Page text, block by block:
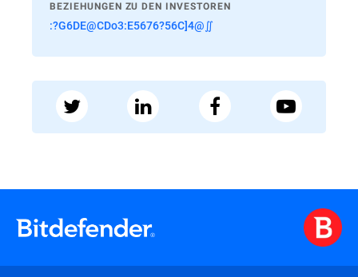
BEZIEHUNGEN ZU DEN INVESTOREN
:?G6DE@CDo3:E5676?56C]4@∬